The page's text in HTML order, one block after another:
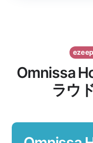
Omnissa
ラウ